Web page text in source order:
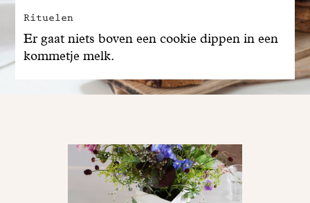
Rituelen
Er gaat niets boven een cookie dippen in een
kommetje melk.